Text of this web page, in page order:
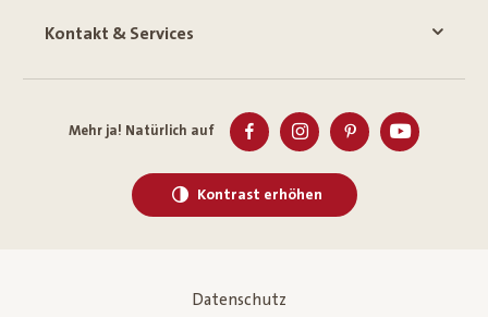
Kontakt & Services
Mehr ja! Natürlich auf
Kontrast erhöhen
Datenschutz